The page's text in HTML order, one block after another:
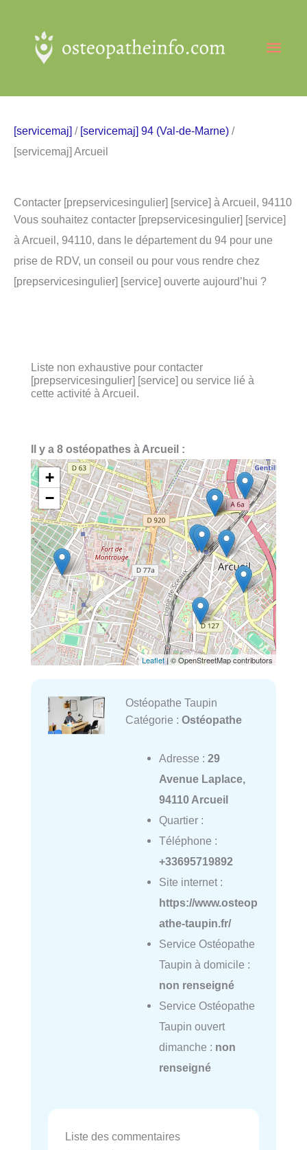
contenu
[servicemaj] / [servicemaj] 94 (Val-de-Marne) /
[servicemaj] Arcueil
Contacter [prepservicesingulier] [service] à Arcueil, 94110
Vous souhaitez contacter [prepservicesingulier] [service]
à Arcueil, 94110, dans le département du 94 pour une
prise de RDV, un conseil ou pour vous rendre chez
[prepservicesingulier] [service] ouverte aujourd’hui ?
Liste non exhaustive pour contacter
[prepservicesingulier] [service] ou service lié à
cette activité à Arcueil.
Il y a 8 ostéopathes à Arcueil :
+
−
Leaflet| © OpenStreetMap contributors
Ostéopathe Taupin
Catégorie : Ostéopathe
Adresse : 29
Avenue Laplace,
94110 Arcueil
Quartier :
Téléphone :
+33695719892
Site internet :
https://www.osteop
athe-taupin.fr/
Service Ostéopathe
Taupin à domicile :
non renseigné
Service Ostéopathe
Taupin ouvert
dimanche : non
renseigné
Liste des commentaires